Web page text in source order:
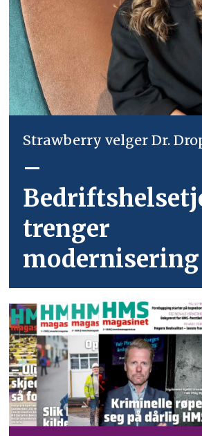
Strawberry velger Dr.
–
trenger
modernisering